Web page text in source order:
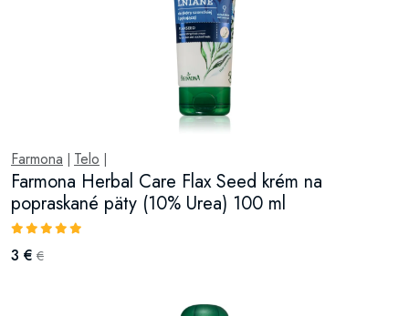
Farmona Telo
Farmona Herbal Care Flax Seed krém na
popraskané päty (10% Urea) 100 ml
3 € €